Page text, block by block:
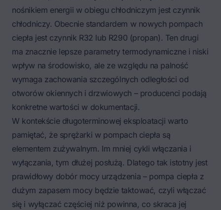
nośnikiem energii w obiegu chłodniczym jest czynnik
chłodniczy. Obecnie standardem w nowych pompach
ciepła jest czynnik R32 lub R290 (propan). Ten drugi
ma znacznie lepsze parametry termodynamiczne i niski
wpływ na środowisko, ale ze względu na palność
wymaga zachowania szczególnych odległości od
otworów okiennych i drzwiowych – producenci podają
konkretne wartości w dokumentacji.
W kontekście długoterminowej eksploatacji warto
pamiętać, że sprężarki w pompach ciepła są
elementem zużywalnym. Im mniej cykli włączania i
wyłączania, tym dłużej posłużą. Dlatego tak istotny jest
prawidłowy dobór mocy urządzenia – pompa ciepła z
dużym zapasem mocy będzie taktować, czyli włączać
się i wyłączać częściej niż powinna, co skraca jej